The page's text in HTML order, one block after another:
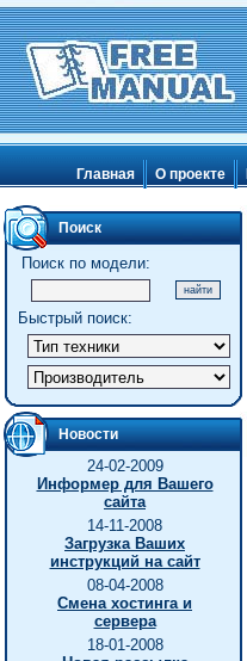
Главная О проекте
Поиск
Поиск по модели:
Быстрый поиск:
Новости
24-02-2009
Информер для Вашего
сайта
14-11-2008
Загрузка Ваших
инструкций на сайт
08-04-2008
Смена хостинга и
сервера
18-01-2008